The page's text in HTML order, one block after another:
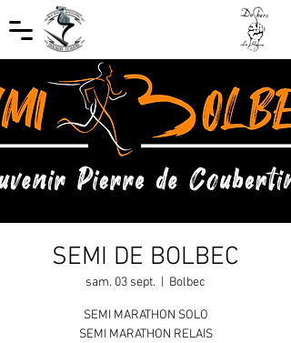
SEMI DE BOLBEC
sam. 03 sept. Bolbec
SEMI MARATHON SOLO
SEMI MARATHON RELAIS